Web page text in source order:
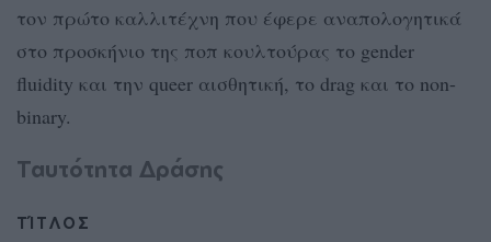
τον πρώτο καλλιτέχνη που έφερε αναπολογητικά
στο προσκήνιο της ποπ κουλτούρας το gender
fluidity και την queer αισθητική, το drag και το non-
binary.
Ταυτότητα Δράσης
ΤΊΤΛΟΣ